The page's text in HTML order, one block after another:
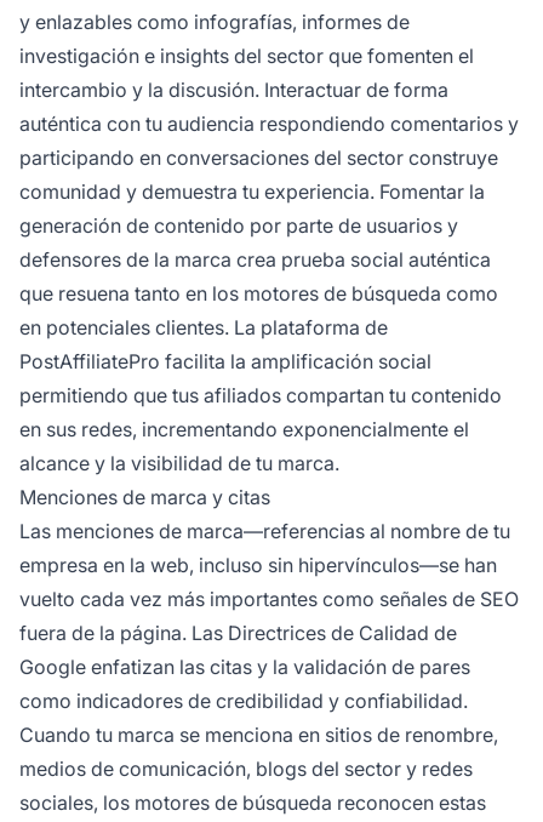
y enlazables como infografías, informes de
investigación e insights del sector que fomenten el
intercambio y la discusión. Interactuar de forma
auténtica con tu audiencia respondiendo comentarios y
participando en conversaciones del sector construye
comunidad y demuestra tu experiencia. Fomentar la
generación de contenido por parte de usuarios y
defensores de la marca crea prueba social auténtica
que resuena tanto en los motores de búsqueda como
en potenciales clientes. La plataforma de
PostAffiliatePro facilita la amplificación social
permitiendo que tus afiliados compartan tu contenido
en sus redes, incrementando exponencialmente el
alcance y la visibilidad de tu marca.
Menciones de marca y citas
Las menciones de marca—referencias al nombre de tu
empresa en la web, incluso sin hipervínculos—se han
vuelto cada vez más importantes como señales de SEO
fuera de la página. Las Directrices de Calidad de
Google enfatizan las citas y la validación de pares
como indicadores de credibilidad y confiabilidad.
Cuando tu marca se menciona en sitios de renombre,
medios de comunicación, blogs del sector y redes
sociales, los motores de búsqueda reconocen estas